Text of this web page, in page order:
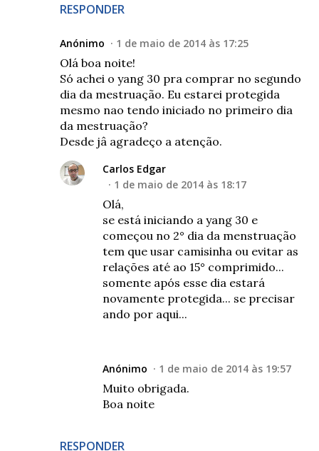
RESPONDER
Anónimo 1 de maio de 2014 às 17:25
Olá boa noite!
Só achei o yang 30 pra comprar no segundo
dia da mestruação. Eu estarei protegida
mesmo nao tendo iniciado no primeiro dia
da mestruação?
Desde jâ agradeço a atenção.
RESPONDER
Carlos Edgar
1 de maio de 2014 às 18:17
Olá,
se está iniciando a yang 30 e
começou no 2° dia da menstruação
tem que usar camisinha ou evitar as
relações até ao 15° comprimido...
somente após esse dia estará
novamente protegida... se precisar
ando por aqui...
Anónimo 1 de maio de 2014 às 19:57
Muito obrigada.
Boa noite